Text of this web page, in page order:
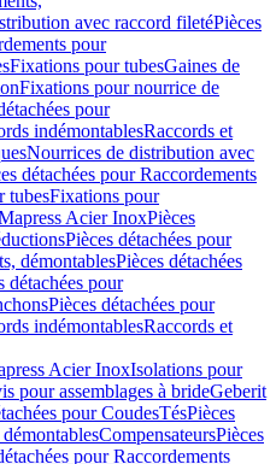
avec raccord filetéPièces
pour
Fixations pour tubesGaines de
Fixations pour nourrice de
pour
indémontablesRaccords et
Nourrices de distribution avec
détachées pour Raccordements
tubesFixations pour
Acier InoxPièces
Pièces détachées pour
démontablesPièces détachées
détachées pour
Pièces détachées pour
indémontablesRaccords et
Acier InoxIsolations pour
pour assemblages à brideGeberit
pour CoudesTésPièces
CompensateursPièces
pour Raccordements